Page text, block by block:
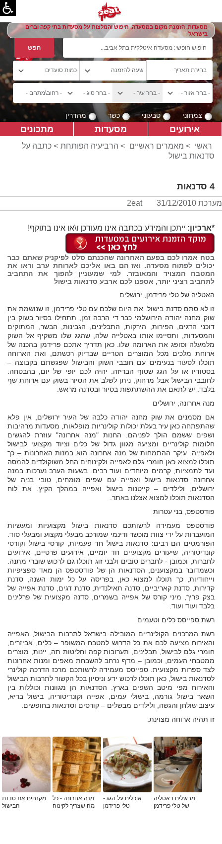
מסעדות, הזמנת מקום במסעדה, חיפוש והמלצות על מסעדות בתי קפה וברים
בישראל
צמחוני טבעוני כשר מהדרין
אירועים מסעדות מתכונים
ראשי > מאמרים ראשיים > הרביעיה הפותחת > כתבה על
סדנאות בישול
4 סדנאות
מערכת 2eat 31/12/2010
*ארכיון: ייתכן והמידע בכתבה אינו מעודכן ו\או אינו בתוקף!
בטח אמרו לכם בפעם האחרונה שהכנתם סלט לפיקניק שאתם כבר
יכולים לפתוח מסעדה. ואז הם באו אליכם לארוחת ערב וראו את
המטבח המצויד והמאובזר. למי שמעוניין להפוך את התחביב
לתחביב רציני יותר, אספנו לכם ארבע סדנאות בישול
האטליה של טלי פרידמן, ירושלים
זו לא סתם סדנת בישול. את היום שלכם עם טלי פרידמן, זו שנושמת את
שוק מחנה יהודה הירושלמי כבר די הרבה זמן, תתחילו בסיור בשוק בין
דוכני הדגים, הפירות, הירקות, התבלינים, הגבינות, הבשר, המתוקים
והמסעדות, ותסיימו אותו באטלייה שלה, שהגג שלו משקיף אל השוק
מלמעלה וסופג את הארומה שלו. כאן תדריך אתכם פרידמן בהכנה של
ארוחת מלכים מכל המוצרים הטריים שבדיוק רכשתם, ואת הארוחה
תוכלו לסעוד בנעימים עם חובבי השוק והבישול שפגשתם בקבוצה –
בסטודיו או על הגג שטוף הבריזה. יהיה לכם יופי של יום, בהבטחה.
לחובבי הבישול אבל מרחוק, ניתן לשלב את הסיור בשוק עם ארוחת שף
בלבד. יש לתאם את ההשתתפות בסיור ובסדנה מראש.
מנה אחרונה, ירושלים
אם מסמנים את שוק מחנה יהודה כלבה של העיר ירושלים, אין פלא
שהתפתחה כאן עיר בעלת יכולות קולינריות מופלאות, מסעדות מרהיבות
ושפים ששמם הולך לפניהם. החנות "מנה אחרונה" עוזרת להגשים
חלומות קולינריים ומציעה מגוון גדול של כלים וציוד מקצועי לבישול
ולאפייה. עיקר ההתמחות של מנה אחרונה הוא במנות האחרונות – כך
תוכלו למצוא כאן חומרי גלם לאפייה ולקינוחים החל משוקולדים להמסה
ועד לתמציות, קרמים מיוחדים ועוד רבים. בשעות הערב נערכות במנה
אחרונה סדנאות בישול ואפייה עם שפים מומחים, טובי בניה של
ירושלים, ולילדים – קייטנות בישול ואפייה במהלך הקיץ. את לוח
הסדנאות תוכלו למצוא אצלנו באתר.
פודסטפס, בני עטרות
פודסטפס מעמידה לרשותכם סדנאות בישול מקצועיות ומעשיות
המועברות על ידי צוות מוכשר ודינמי שמורכב מבעלי מקצוע ומבעלי סוד.
הפורמטים הם רבים: סדנאות בישול חד פעמיות, קורסי בישול וקורסי
קונדיטוריה, שיעורים מקצועיים חד יומיים, אירועים פרטיים, אירועים
לחברות, וכמובן - לחברים טובים ולבני זוג תוכלו גם לרכוש שוברי מתנה.
וכשמדובר במקצוענים, הסדנאות הן של פודסטפס הן מאד ספציפיות
וייחודיות, כך תוכלו למצוא כאן, בפריסה על כל ימות השנה, סדנת
קדירות, סדנת קאריביים, סדנה תאילנדית, סדנת דגים, סדנת אפייה של
בצק פריך, מיני קורס של אפייה בשמרים, סדנה מקצועית של פרלינים
בלבד ועוד ועוד.
רשת ספייסס כלים וטעמים
רשת המרכזים הקולינריים המובילה בישראל לתרבות הבישול, האפייה
והאירוח מציעה לכם את כל הדרוש למטבח המשופר – כלים, אביזרים,
חומרי גלם לבישול, תבלינים, תערובות קפה וחליטות תה, יינות, מוצרים
ממטבחי העמים, וכמובן – מדף נרחב להשבחת מאפים ומנות אחרונות
לצד ספרות מקצועית. ספייסס מעמידה לרשותכם מרכז הדרכה קולינרי
לסדנאות בישול, כאן תוכלו לרכוש ידע וניסיון בכל הקשור לתרבות הבישול
והאירוח מפי מיטב השפים בארץ. הסדנאות הן מגוונות וכוללות בין
השאר בישול גורמה, בישולי עמים, אפייה וקונדיטוריה, בישול בריא,
עיצוב שולחן והגשה, ולילדים מבשלים – קורסים וסדנאות בחופשים.
זו תהיה ארוחה מצוינת.
מבשלים באטליה
של טלי פרידמן
אוכלים על הגג -
טלי פרידמן
מנה אחרונה - כל
מה שצריך לקינוח
מקנחים את סדנת
הבישול